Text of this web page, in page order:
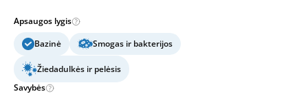
Apsaugos lygis
Bazinė
Smogas ir bakterijos
Žiedadulkės ir pelėsis
Savybės